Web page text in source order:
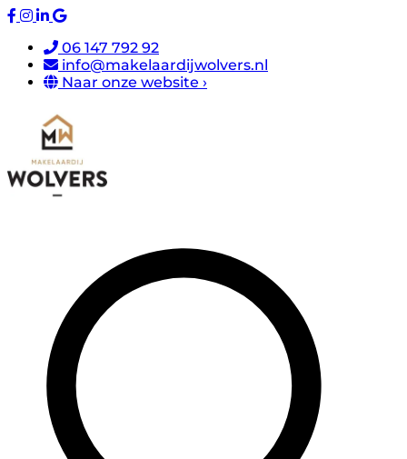
06 147 792 92
info@makelaardijwolvers.nl
Naar onze website ›